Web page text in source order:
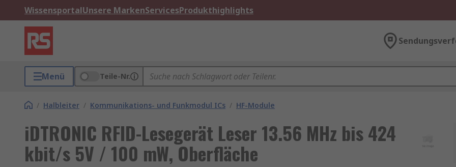
WissensportalUnsere MarkenServicesProdukthighlights
Menü Teile-Nr.
/ Halbleiter / Kommunikations- und Funkmodul ICs / HF-Module
iDTRONIC RFID-Lesegerät Leser 13.56 MHz bis 424
kbit/s 5V / 100 mW, Oberfläche